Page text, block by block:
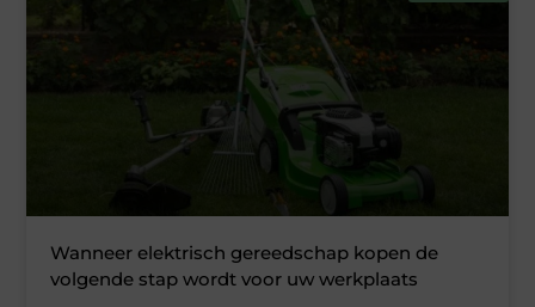
Wanneer elektrisch gereedschap kopen de
volgende stap wordt voor uw werkplaats